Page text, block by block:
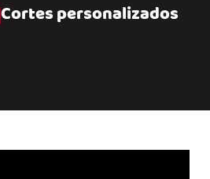
Cortes personalizados